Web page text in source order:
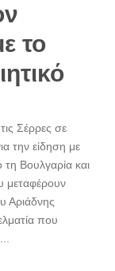
το
Σέρρες σε
την είδηση με
Βουλγαρία και
μεταφέρουν
Αριάδνης
που